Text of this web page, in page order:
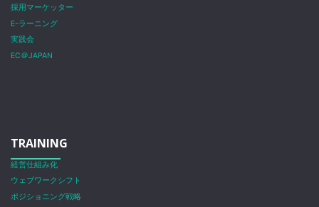
採用マーケッター
E-ラーニング
実践会
EC＠JAPAN
TRAINING
経営仕組み化
ウェブワークシフト
ポジショニング戦略